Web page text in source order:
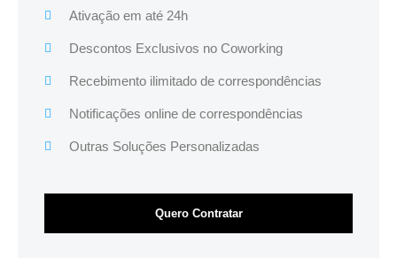
Ativação em até 24h
Descontos Exclusivos no Coworking
Recebimento ilimitado de correspondências
Notificações online de correspondências
Outras Soluções Personalizadas
Quero Contratar